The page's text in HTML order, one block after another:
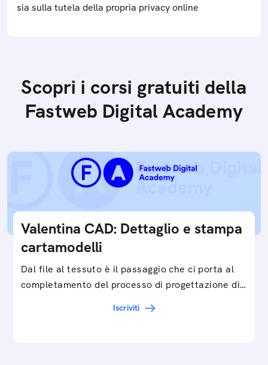
sia sulla tutela della propria privacy online
Scopri i corsi gratuiti della
Fastweb Digital Academy
Valentina CAD: Dettaglio e stampa
cartamodelli
Dal file al tessuto è il passaggio che ci porta al
completamento del processo di progettazione di
Iscriviti